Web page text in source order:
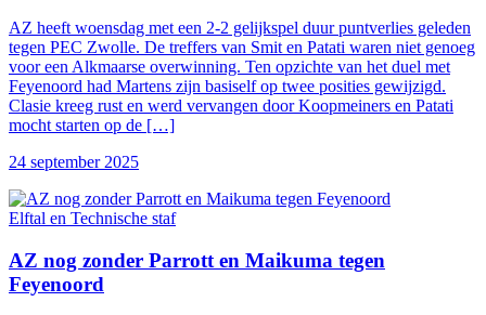
AZ heeft woensdag met een 2-2 gelijkspel duur puntverlies geleden
tegen PEC Zwolle. De treffers van Smit en Patati waren niet genoeg
voor een Alkmaarse overwinning. Ten opzichte van het duel met
Feyenoord had Martens zijn basiself op twee posities gewijzigd.
Clasie kreeg rust en werd vervangen door Koopmeiners en Patati
mocht starten op de […]
24 september 2025
Elftal en Technische staf
AZ nog zonder Parrott en Maikuma tegen
Feyenoord